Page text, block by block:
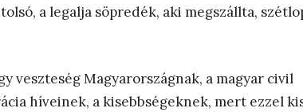
a legalja söpredék, aki megszállta,
veszteség Magyarországnak, a magyar civil
híveinek, a kisebbségeknek, mert ezzel